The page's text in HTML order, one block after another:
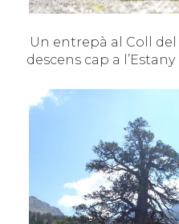
Un entrepà al Coll
descens cap a